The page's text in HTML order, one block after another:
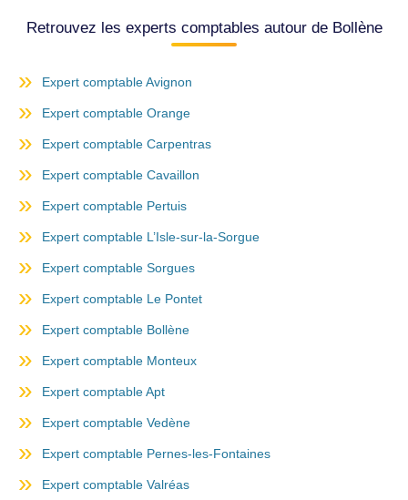
Retrouvez les experts comptables autour de Bollène
Expert comptable Avignon
Expert comptable Orange
Expert comptable Carpentras
Expert comptable Cavaillon
Expert comptable Pertuis
Expert comptable L’Isle-sur-la-Sorgue
Expert comptable Sorgues
Expert comptable Le Pontet
Expert comptable Bollène
Expert comptable Monteux
Expert comptable Apt
Expert comptable Vedène
Expert comptable Pernes-les-Fontaines
Expert comptable Valréas